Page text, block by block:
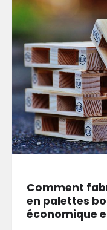
Comment
en palettes
économique